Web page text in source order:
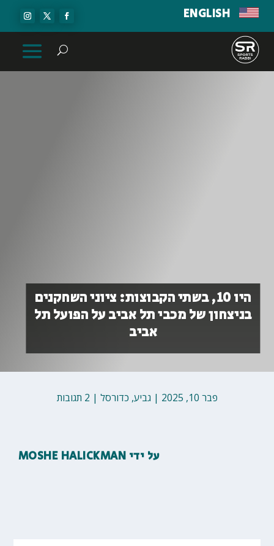
ENGLISH
היו 10, בשתי הקבוצות: ציוני השחקנים
בניצחון של מכבי תל אביב על הפועל תל
אביב
פבר 10, 2025 | גביע, כדורסל | 2 תגובות
על ידי MOSHE HALICKMAN